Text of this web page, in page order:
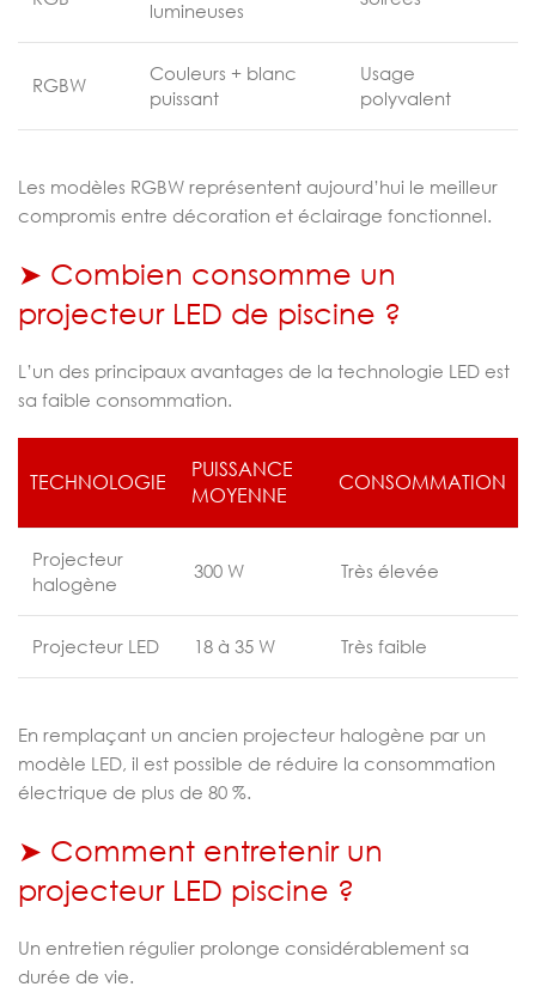
lumineuses
RGBW
Couleurs + blanc
puissant
Usage
polyvalent
Les modèles RGBW représentent aujourd’hui le meilleur
compromis entre décoration et éclairage fonctionnel.
➤ Combien consomme un
projecteur LED de piscine ?
L’un des principaux avantages de la technologie LED est
sa faible consommation.
TECHNOLOGIE
PUISSANCE
MOYENNE
CONSOMMATION
Projecteur
halogène
300 W Très élevée
Projecteur LED 18 à 35 W Très faible
En remplaçant un ancien projecteur halogène par un
modèle LED, il est possible de réduire la consommation
électrique de plus de 80 %.
➤ Comment entretenir un
projecteur LED piscine ?
Un entretien régulier prolonge considérablement sa
durée de vie.